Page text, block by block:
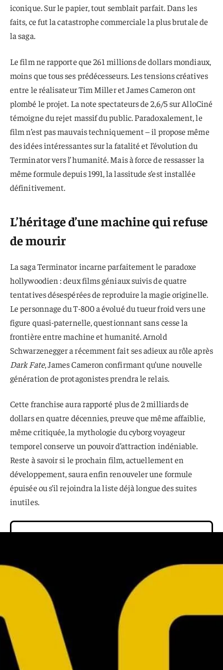
iconique. Sur le papier, tout semblait parfait. Dans les
faits, ce fut la catastrophe commerciale la plus brutale de
la saga.
Le film ne rapporte que 261 millions de dollars mondiaux,
moins que tous ses prédécesseurs. Les tensions créatives
entre le réalisateur Tim Miller et James Cameron ont
plombé le projet. La note spectateurs de 2,6/5 sur AlloCiné
témoigne du rejet massif du public. Paradoxalement, le
film n’est pas mauvais techniquement – il propose même
des idées intéressantes sur la fatalité et l’évolution du
Terminator vers l’humanité. Mais à force de ressasser la
même formule depuis 1991, la lassitude s’est installée
définitivement.
L’héritage d’une machine qui refuse
de mourir
La saga Terminator incarne parfaitement le paradoxe
hollywoodien : deux films géniaux suivis de quatre
tentatives désespérées de reproduire la magie originelle.
Le personnage du T-800 a évolué du tueur froid vers une
figure quasi-paternelle, questionnant sans cesse la
frontière entre machine et humanité. Arnold
Schwarzenegger a récemment fait ses adieux au rôle après
Dark Fate, James Cameron confirmant qu’une nouvelle
génération de protagonistes prendra le relais.
Cette franchise aura rapporté plus de 2 milliards de
dollars en quatre décennies, preuve que même affaiblie,
même critiquée, la mythologie du cyborg voyageur
temporel conserve un pouvoir d’attraction indéniable.
Reste à savoir si le prochain film, actuellement en
développement, saura enfin renouveler une formule
épuisée ou s’il rejoindra la liste déjà longue des suites
inutiles.